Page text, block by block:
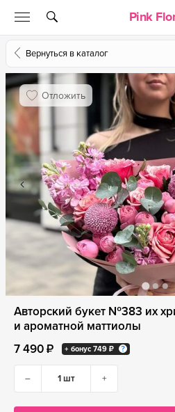
Pink
Вернуться в каталог
Отложить
Авторский букет №383 их
и ароматной маттиолы
7 490 ₽
+ бонус 749 ₽
– +